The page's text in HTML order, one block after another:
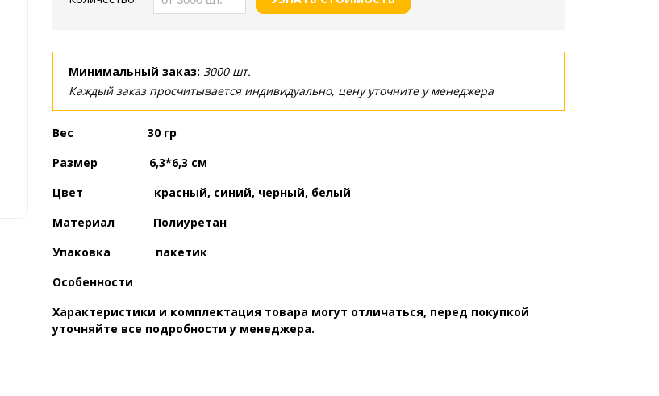
Минимальный заказ: 3000 шт.
Каждый заказ просчитывается индивидуально, цену уточните у менеджера
Вес 30 гр
Размер 6,3*6,3 см
Цвет красный, синий, черный, белый
Материал Полиуретан
Упаковка пакетик
Особенности
Характеристики и комплектация товара могут отличаться, перед покупкой
уточняйте все подробности у менеджера.